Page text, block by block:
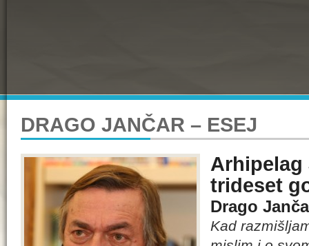
DRAGO JANČAR – ESEJ
Arhipelag
trideset
Drago
Kad